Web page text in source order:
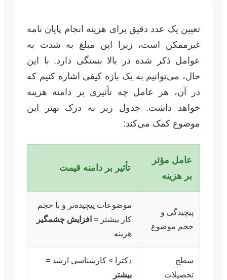
تعیین یک عدد دقیق برای هزینه انجام پایان نامه
غیرممکن است، زیرا این مبلغ به شدت به
عوامل ذکر شده در بالا بستگی دارد. با این
حال، می‌توانیم به یک بازه کیفی اشاره کنیم که
در آن، هر عامل چه تأثیری بر دامنه هزینه
خواهد داشت. جدول زیر به درک بهتر این
موضوع کمک می‌کند:
عامل مؤثر
بر هزینه
تأثیر بر دامنه قیمت
پیچیدگی و
حجم موضوع
موضوعات پیچیده‌تر و با حجم
کار بیشتر = افزایش چشمگیر
هزینه
سطح
تحصیلات
دکترا > کارشناسی ارشد =
بیشتر